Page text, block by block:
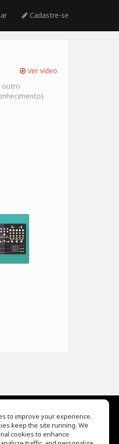
Cadastre-se
Ver vídeo
outro
to improve your experience.
keep the site running. We
cookies to enhance